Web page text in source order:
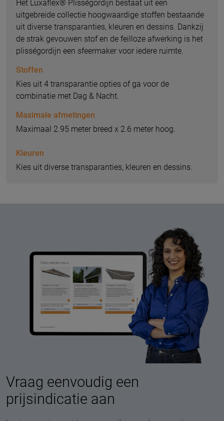
Het Luxaflex® Plisségordijn bestaat uit een
uitgebreide collectie hoogwaardige stoffen bestaande
uit diverse transparanties, kleuren en dessins. Dankzij
de strak gevouwen stof en de feilloze afwerking is het
plisségordijn een sfeermaker voor iedere ruimte.
Stoffen
Kies uit 4 transparantie opties of ga voor de
combinatie met Dag & Nacht.
Maximale afmetingen
Maximaal 2.95 meter breed x 2.6 meter hoog.
Kleuren
Kies uit diverse transparanties, kleuren en dessins.
Vraag eenvoudig een
prijsindicatie aan